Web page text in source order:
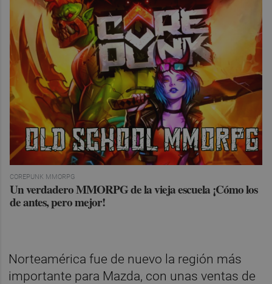
COREPUNK MMORPG
Un verdadero MMORPG de la vieja escuela ¡Cómo los
de antes, pero mejor!
Norteamérica fue de nuevo la región más
importante para Mazda, con unas ventas de